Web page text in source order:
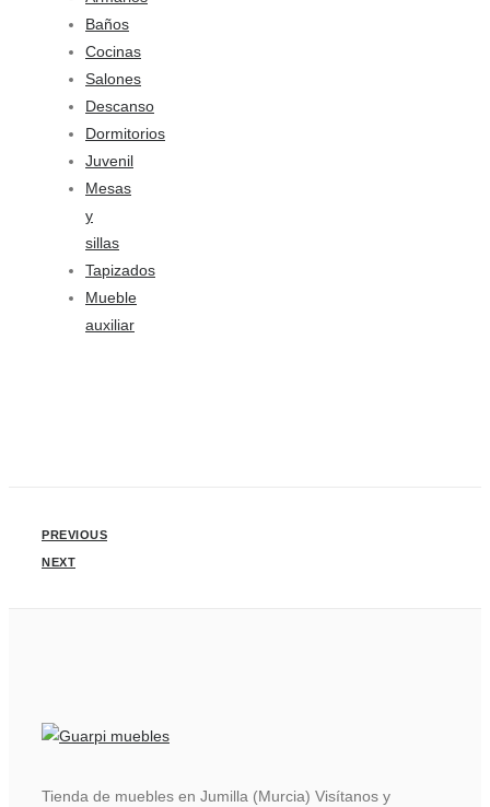
Baños
Cocinas
Salones
Descanso
Dormitorios
Juvenil
Mesas
y
sillas
Tapizados
Mueble
auxiliar
PREVIOUS
NEXT
Tienda de muebles en Jumilla (Murcia) Visítanos y